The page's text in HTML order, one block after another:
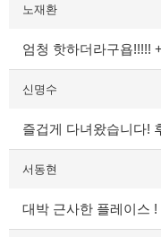
노재환
엄청 핫하더라구욥!!!!!
신명수
즐겁게 다녀왔습니다!
서동현
대박 근사한 플레이스 !